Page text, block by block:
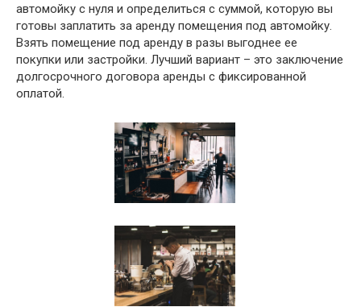
автомойку с нуля и определиться с суммой, которую вы
готовы заплатить за аренду помещения под автомойку.
Взять помещение под аренду в разы выгоднее ее
покупки или застройки. Лучший вариант – это заключение
долгосрочного договора аренды с фиксированной
оплатой.